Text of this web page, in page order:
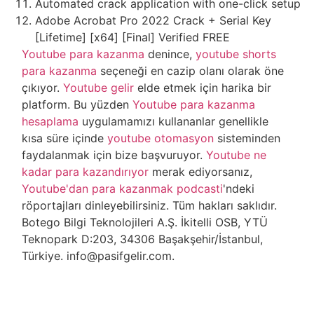
Automated crack application with one-click setup
Adobe Acrobat Pro 2022 Crack + Serial Key
[Lifetime] [x64] [Final] Verified FREE
Youtube para kazanma denince,youtube shorts
para kazanma seçeneği en cazip olanı olarak öne
çıkıyor.Youtube gelir elde etmek için harika bir
platform. Bu yüzdenYoutube para kazanma
hesaplama uygulamamızı kullananlar genellikle
kısa süre içindeyoutube otomasyon sisteminden
faydalanmak için bize başvuruyor.Youtube ne
kadar para kazandırıyor merak ediyorsanız,
Youtube'dan para kazanmak podcasti'ndeki
röportajları dinleyebilirsiniz. Tüm hakları saklıdır.
Botego Bilgi Teknolojileri A.Ş. İkitelli OSB, YTÜ
Teknopark D:203, 34306 Başakşehir/İstanbul,
Türkiye. info@pasifgelir.com.